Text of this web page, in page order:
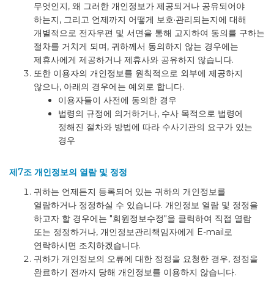
무엇인지, 왜 그러한 개인정보가 제공되거나 공유되어야
하는지, 그리고 언제까지 어떻게 보호·관리되는지에 대해
개별적으로 전자우편 및 서면을 통해 고지하여 동의를 구하는
절차를 거치게 되며, 귀하께서 동의하지 않는 경우에는
제휴사에게 제공하거나 제휴사와 공유하지 않습니다.
또한 이용자의 개인정보를 원칙적으로 외부에 제공하지
않으나, 아래의 경우에는 예외로 합니다.
이용자들이 사전에 동의한 경우
법령의 규정에 의거하거나, 수사 목적으로 법령에
정해진 절차와 방법에 따라 수사기관의 요구가 있는
경우
제7조 개인정보의 열람 및 정정
귀하는 언제든지 등록되어 있는 귀하의 개인정보를
열람하거나 정정하실 수 있습니다. 개인정보 열람 및 정정을
하고자 할 경우에는 "회원정보수정"을 클릭하여 직접 열람
또는 정정하거나, 개인정보관리책임자에게 E-mail로
연락하시면 조치하겠습니다.
귀하가 개인정보의 오류에 대한 정정을 요청한 경우, 정정을
완료하기 전까지 당해 개인정보를 이용하지 않습니다.